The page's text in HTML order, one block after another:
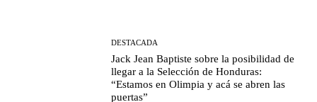
DESTACADA
Jack Jean Baptiste sobre la posibilidad de
llegar a la Selección de Honduras:
“Estamos en Olimpia y acá se abren las
puertas”